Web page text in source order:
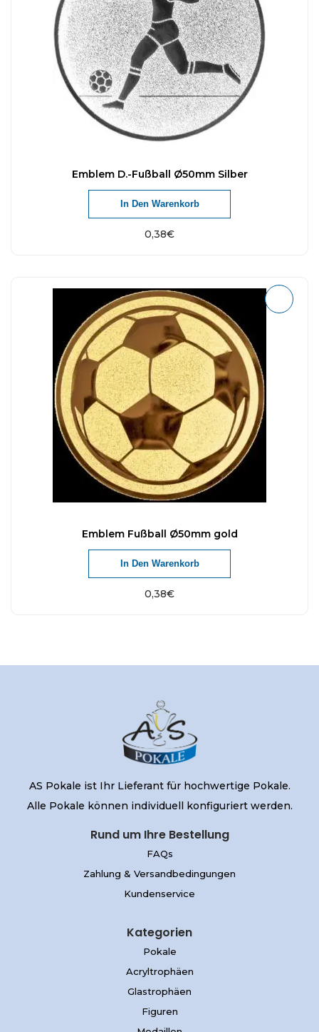
Emblem D.-Fußball Ø50mm Silber
0,38€
In Den Warenkorb
Emblem Fußball Ø50mm gold
0,38€
In Den Warenkorb
AS Pokale ist Ihr Lieferant für hochwertige Pokale.
Alle Pokale können individuell konfiguriert werden.
Rund um Ihre Bestellung
FAQs
Zahlung & Versandbedingungen
Kundenservice
Kategorien
Pokale
Acryltrophäen
Glastrophäen
Figuren